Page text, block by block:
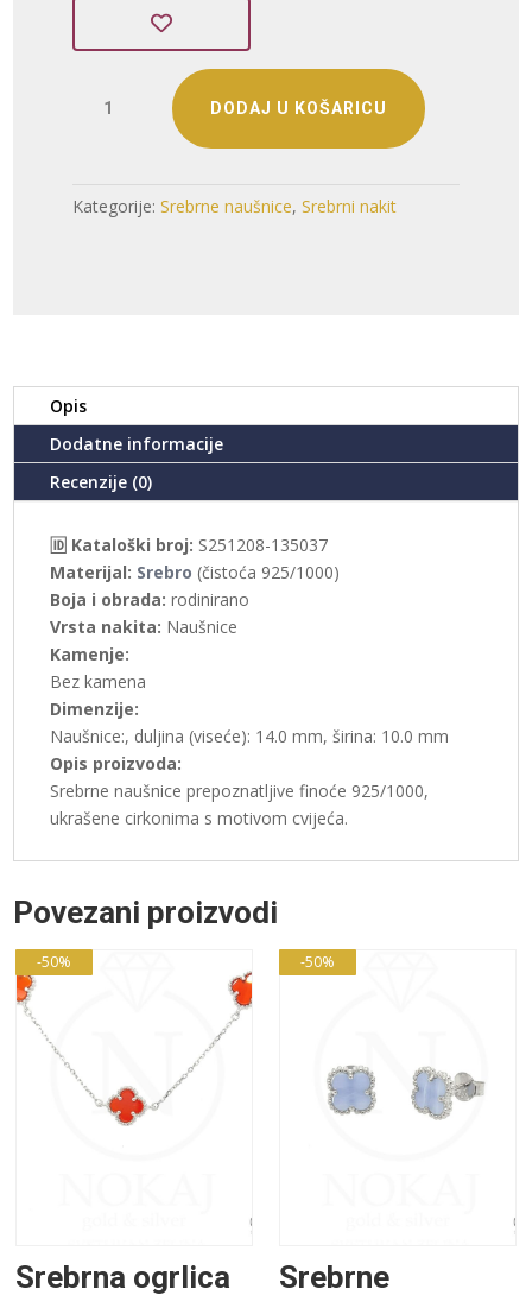
NAUŠNICE
količina
DODAJ U KOŠARICU
Kategorije:Srebrne naušnice,Srebrni nakit
Opis
Dodatne informacije
Recenzije (0)
🆔 Kataloški broj: S251208-135037
Materijal: Srebro (čistoća 925/1000)
Boja i obrada: rodinirano
Vrsta nakita: Naušnice
Kamenje:
Bez kamena
Dimenzije:
Naušnice:, duljina (viseće): 14.0 mm, širina: 10.0 mm
Opis proizvoda:
Srebrne naušnice prepoznatljive finoće 925/1000,
ukrašene cirkonima s motivom cvijeća.
Povezani proizvodi
-50%
Srebrna ogrlica
-50%
Srebrne